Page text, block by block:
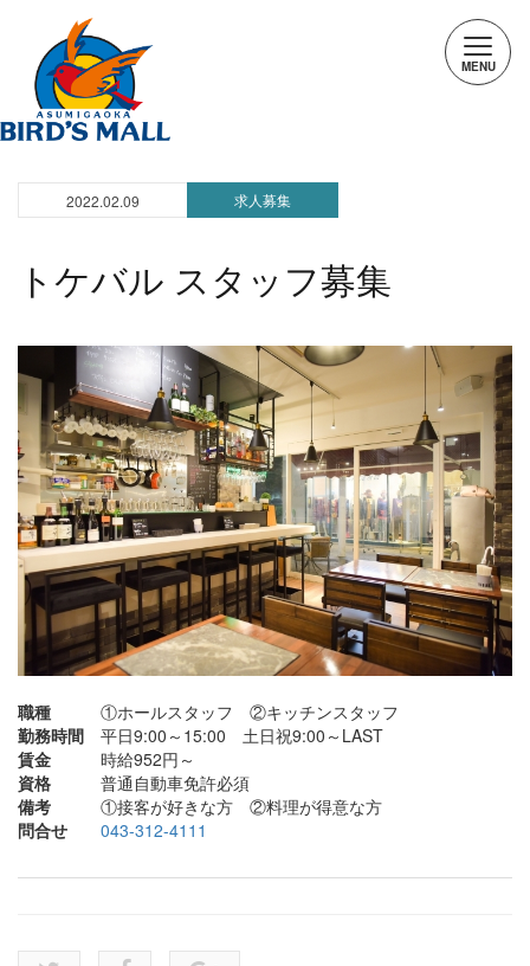
2022.02.09 求人募集
トケバル スタッフ募集
職種 ①ホールスタッフ ②キッチンスタッフ
勤務時間 平日9:00～15:00 土日祝9:00～LAST
賃金 時給952円～
資格 普通自動車免許必須
備考 ①接客が好きな方 ②料理が得意な方
問合せ 043-312-4111